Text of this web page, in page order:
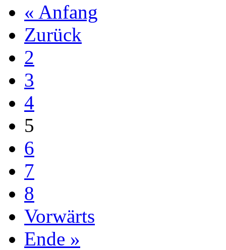
« Anfang
Zurück
2
3
4
5
6
7
8
Vorwärts
Ende »